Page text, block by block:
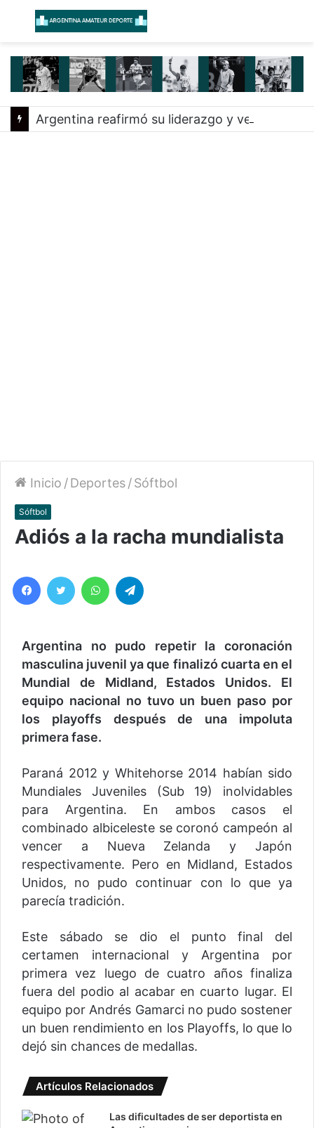
Menú
Inicio /Deportes/Sóftbol
Sóftbol
Adiós a la racha mundialista
Argentina no pudo repetir la coronación
masculina juvenil ya que finalizó cuarta en el
Mundial de Midland, Estados Unidos. El
equipo nacional no tuvo un buen paso por
los playoffs después de una impoluta
primera fase.
Paraná 2012 y Whitehorse 2014 habían sido
Mundiales Juveniles (Sub 19) inolvidables
para Argentina. En ambos casos el
combinado albiceleste se coronó campeón al
vencer a Nueva Zelanda y Japón
respectivamente. Pero en Midland, Estados
Unidos, no pudo continuar con lo que ya
parecía tradición.
Este sábado se dio el punto final del
certamen internacional y Argentina por
primera vez luego de cuatro años finaliza
fuera del podio al acabar en cuarto lugar. El
equipo por Andrés Gamarci no pudo sostener
un buen rendimiento en los Playoffs, lo que lo
dejó sin chances de medallas.
Artículos Relacionados
Las dificultades de ser deportista en